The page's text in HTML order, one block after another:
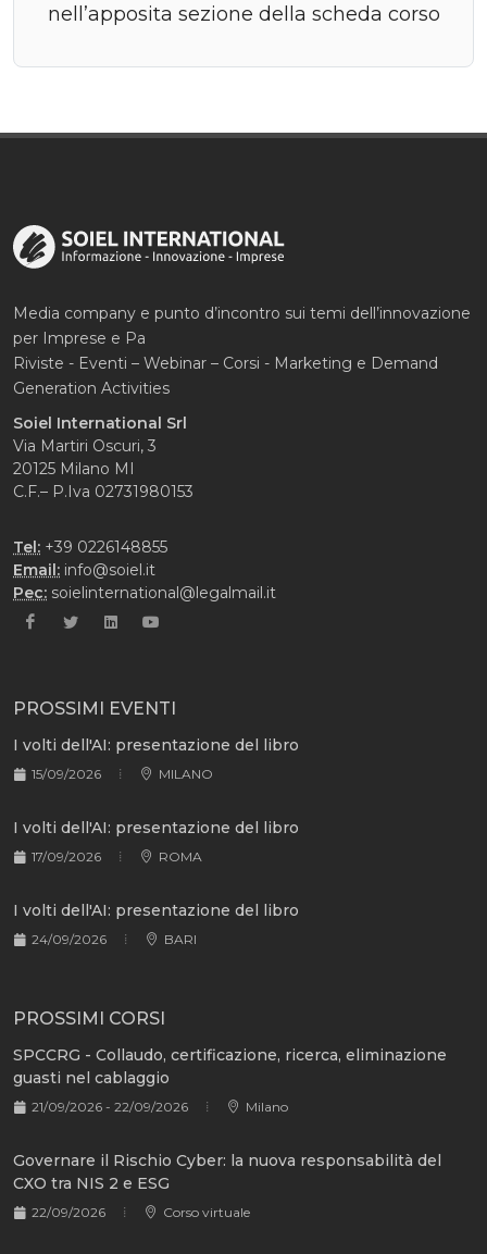
nell’apposita sezione della scheda corso
Media company e punto d’incontro sui temi dell’innovazione
per Imprese e Pa
Riviste - Eventi – Webinar – Corsi - Marketing e Demand
Generation Activities
Soiel International Srl
Via Martiri Oscuri, 3
20125 Milano MI
C.F.– P.Iva 02731980153
Tel: +39 0226148855
Email: info@soiel.it
Pec: soielinternational@legalmail.it
PROSSIMI EVENTI
I volti dell'AI: presentazione del libro
15/09/2026 MILANO
I volti dell'AI: presentazione del libro
17/09/2026 ROMA
I volti dell'AI: presentazione del libro
24/09/2026 BARI
PROSSIMI CORSI
SPCCRG - Collaudo, certificazione, ricerca, eliminazione
guasti nel cablaggio
21/09/2026 - 22/09/2026 Milano
Governare il Rischio Cyber: la nuova responsabilità del
CXO tra NIS 2 e ESG
22/09/2026 Corso virtuale